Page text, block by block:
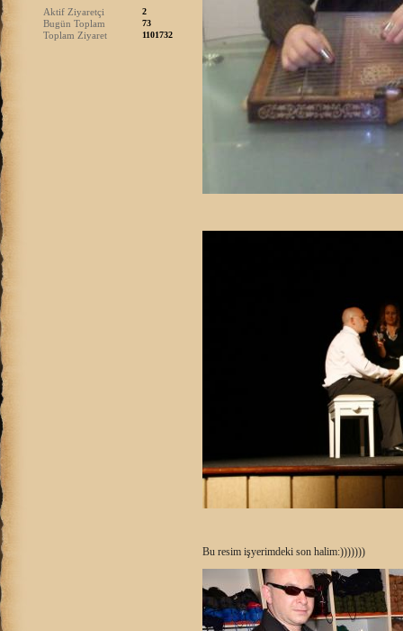
Aktif Ziyaretçi 2
Bugün Toplam 73
Toplam Ziyaret 1101732
Bu resim işyerimdeki son halim:)))))))